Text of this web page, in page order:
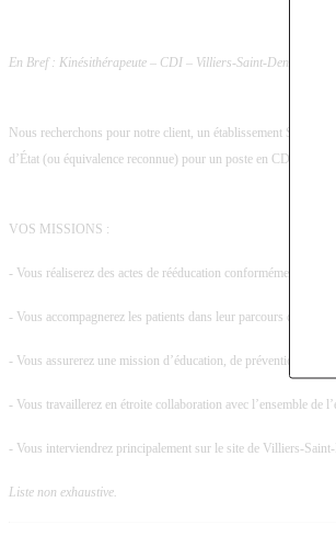
En Bref : Kinésithérapeute – CDI – Villiers-Saint-Denis (02) –
Nous recherchons pour notre client, un établissement SSR
d’État (ou équivalence reconnue) pour un poste en CDI.
VOS MISSIONS :
- Vous réaliserez des actes de rééducation conformément au
- Vous accompagnerez les patients dans leur parcours de
- Vous assurerez une mission d’éducation, de prévention et de
- Vous travaillerez en étroite collaboration avec l’ensemble de
- Vous interviendrez principalement sur le site de Villiers-
Liste non exhaustive.